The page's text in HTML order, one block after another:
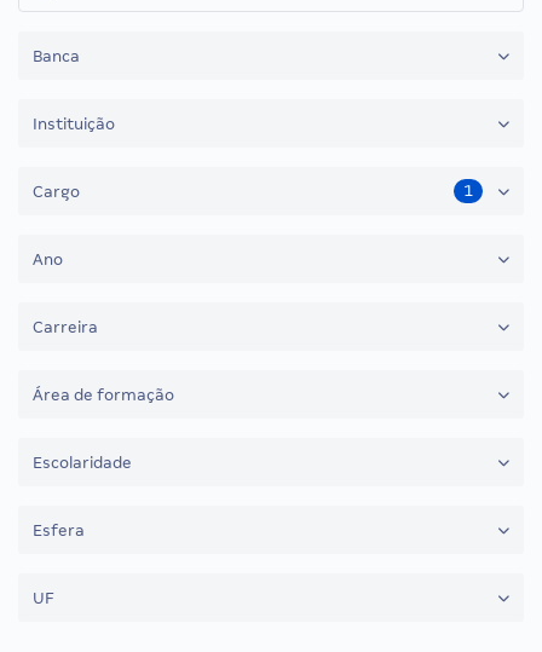
Banca
Instituição
Cargo 1
Ano
Carreira
Área de formação
Escolaridade
Esfera
UF